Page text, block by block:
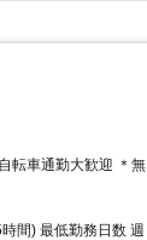
転車通勤大歓迎 ＊無
間) 最低勤務日数 週